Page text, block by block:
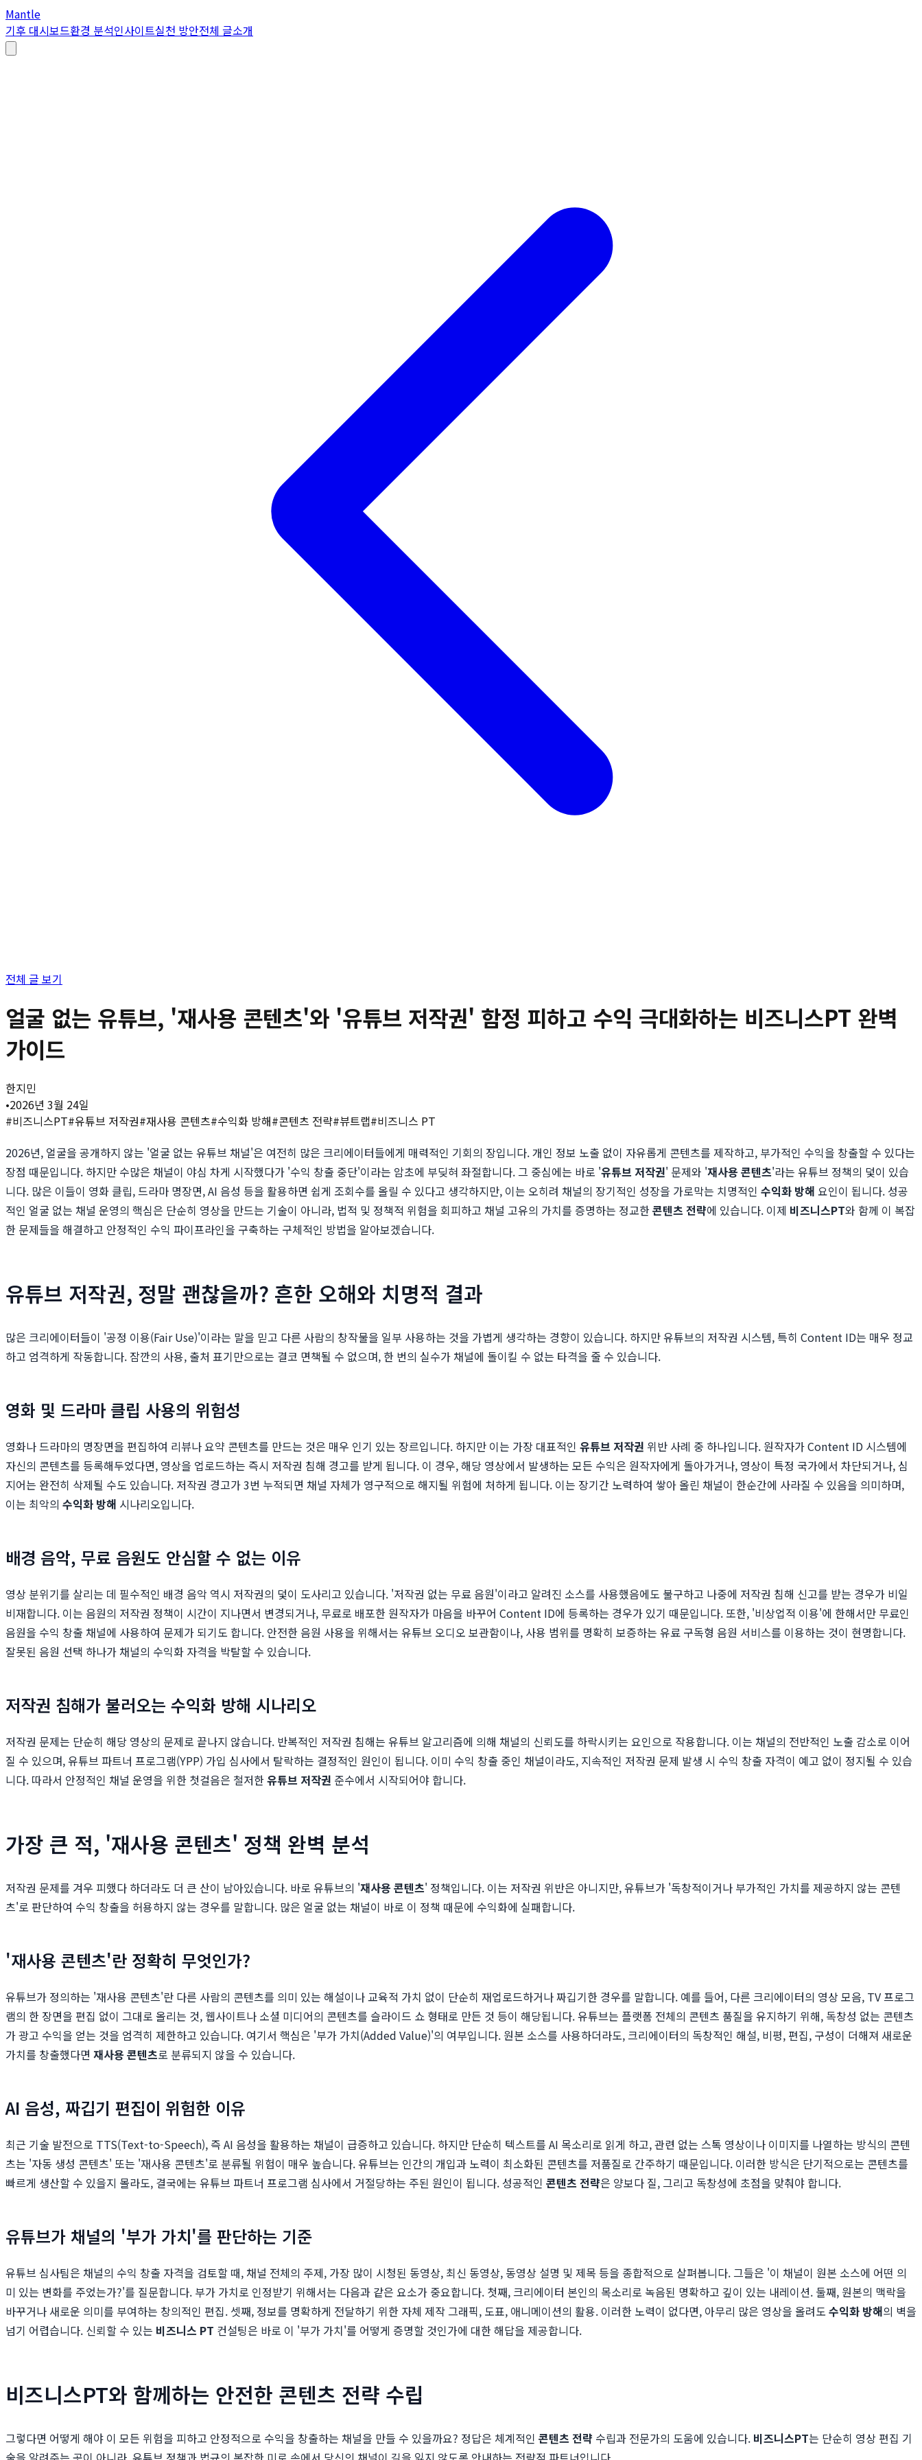
Mantle
기후 대시보드환경 분석인사이트실천 방안전체 글소개
전체 글 보기
얼굴 없는 유튜브, '재사용 콘텐츠'와 '유튜브 저작권' 함정 피하고 수익 극대화하는 비즈니스PT 완벽
가이드
한지민
•2026년 3월 24일
#비즈니스PT#유튜브 저작권#재사용 콘텐츠#수익화 방해#콘텐츠 전략#뷰트랩#비즈니스 PT
2026년, 얼굴을 공개하지 않는 '얼굴 없는 유튜브 채널'은 여전히 많은 크리에이터들에게 매력적인 기회의 장입니다. 개인 정보 노출 없이 자유롭게 콘텐츠를 제작하고, 부가적인 수익을 창출할 수 있다는
장점 때문입니다. 하지만 수많은 채널이 야심 차게 시작했다가 '수익 창출 중단'이라는 암초에 부딪혀 좌절합니다. 그 중심에는 바로 '유튜브 저작권' 문제와 '재사용 콘텐츠'라는 유튜브 정책의 덫이 있습
니다. 많은 이들이 영화 클립, 드라마 명장면, AI 음성 등을 활용하면 쉽게 조회수를 올릴 수 있다고 생각하지만, 이는 오히려 채널의 장기적인 성장을 가로막는 치명적인 수익화 방해 요인이 됩니다. 성공
적인 얼굴 없는 채널 운영의 핵심은 단순히 영상을 만드는 기술이 아니라, 법적 및 정책적 위험을 회피하고 채널 고유의 가치를 증명하는 정교한콘텐츠 전략에 있습니다. 이제 비즈니스PT와 함께 이 복잡
한 문제들을 해결하고 안정적인 수익 파이프라인을 구축하는 구체적인 방법을 알아보겠습니다.
유튜브 저작권, 정말 괜찮을까? 흔한 오해와 치명적 결과
많은 크리에이터들이 '공정 이용(Fair Use)'이라는 말을 믿고 다른 사람의 창작물을 일부 사용하는 것을 가볍게 생각하는 경향이 있습니다. 하지만 유튜브의 저작권 시스템, 특히 Content ID는 매우 정교
하고 엄격하게 작동합니다. 잠깐의 사용, 출처 표기만으로는 결코 면책될 수 없으며, 한 번의 실수가 채널에 돌이킬 수 없는 타격을 줄 수 있습니다.
영화 및 드라마 클립 사용의 위험성
영화나 드라마의 명장면을 편집하여 리뷰나 요약 콘텐츠를 만드는 것은 매우 인기 있는 장르입니다. 하지만 이는 가장 대표적인 유튜브 저작권 위반 사례 중 하나입니다. 원작자가 Content ID 시스템에
자신의 콘텐츠를 등록해두었다면, 영상을 업로드하는 즉시 저작권 침해 경고를 받게 됩니다. 이 경우, 해당 영상에서 발생하는 모든 수익은 원작자에게 돌아가거나, 영상이 특정 국가에서 차단되거나, 심
지어는 완전히 삭제될 수도 있습니다. 저작권 경고가 3번 누적되면 채널 자체가 영구적으로 해지될 위험에 처하게 됩니다. 이는 장기간 노력하여 쌓아 올린 채널이 한순간에 사라질 수 있음을 의미하며,
이는 최악의 수익화 방해 시나리오입니다.
배경 음악, 무료 음원도 안심할 수 없는 이유
영상 분위기를 살리는 데 필수적인 배경 음악 역시 저작권의 덫이 도사리고 있습니다. '저작권 없는 무료 음원'이라고 알려진 소스를 사용했음에도 불구하고 나중에 저작권 침해 신고를 받는 경우가 비일
비재합니다. 이는 음원의 저작권 정책이 시간이 지나면서 변경되거나, 무료로 배포한 원작자가 마음을 바꾸어 Content ID에 등록하는 경우가 있기 때문입니다. 또한, '비상업적 이용'에 한해서만 무료인
음원을 수익 창출 채널에 사용하여 문제가 되기도 합니다. 안전한 음원 사용을 위해서는 유튜브 오디오 보관함이나, 사용 범위를 명확히 보증하는 유료 구독형 음원 서비스를 이용하는 것이 현명합니다.
잘못된 음원 선택 하나가 채널의 수익화 자격을 박탈할 수 있습니다.
저작권 침해가 불러오는 수익화 방해 시나리오
저작권 문제는 단순히 해당 영상의 문제로 끝나지 않습니다. 반복적인 저작권 침해는 유튜브 알고리즘에 의해 채널의 신뢰도를 하락시키는 요인으로 작용합니다. 이는 채널의 전반적인 노출 감소로 이어
질 수 있으며, 유튜브 파트너 프로그램(YPP) 가입 심사에서 탈락하는 결정적인 원인이 됩니다. 이미 수익 창출 중인 채널이라도, 지속적인 저작권 문제 발생 시 수익 창출 자격이 예고 없이 정지될 수 있습
니다. 따라서 안정적인 채널 운영을 위한 첫걸음은 철저한유튜브 저작권 준수에서 시작되어야 합니다.
가장 큰 적, '재사용 콘텐츠' 정책 완벽 분석
저작권 문제를 겨우 피했다 하더라도 더 큰 산이 남아있습니다. 바로 유튜브의 '재사용 콘텐츠' 정책입니다. 이는 저작권 위반은 아니지만, 유튜브가 '독창적이거나 부가적인 가치를 제공하지 않는 콘텐
츠'로 판단하여 수익 창출을 허용하지 않는 경우를 말합니다. 많은 얼굴 없는 채널이 바로 이 정책 때문에 수익화에 실패합니다.
'재사용 콘텐츠'란 정확히 무엇인가?
유튜브가 정의하는 '재사용 콘텐츠'란 다른 사람의 콘텐츠를 의미 있는 해설이나 교육적 가치 없이 단순히 재업로드하거나 짜깁기한 경우를 말합니다. 예를 들어, 다른 크리에이터의 영상 모음, TV 프로그
램의 한 장면을 편집 없이 그대로 올리는 것, 웹사이트나 소셜 미디어의 콘텐츠를 슬라이드 쇼 형태로 만든 것 등이 해당됩니다. 유튜브는 플랫폼 전체의 콘텐츠 품질을 유지하기 위해, 독창성 없는 콘텐츠
가 광고 수익을 얻는 것을 엄격히 제한하고 있습니다. 여기서 핵심은 '부가 가치(Added Value)'의 여부입니다. 원본 소스를 사용하더라도, 크리에이터의 독창적인 해설, 비평, 편집, 구성이 더해져 새로운
가치를 창출했다면 재사용 콘텐츠로 분류되지 않을 수 있습니다.
AI 음성, 짜깁기 편집이 위험한 이유
최근 기술 발전으로 TTS(Text-to-Speech), 즉 AI 음성을 활용하는 채널이 급증하고 있습니다. 하지만 단순히 텍스트를 AI 목소리로 읽게 하고, 관련 없는 스톡 영상이나 이미지를 나열하는 방식의 콘텐
츠는 '자동 생성 콘텐츠' 또는 '재사용 콘텐츠'로 분류될 위험이 매우 높습니다. 유튜브는 인간의 개입과 노력이 최소화된 콘텐츠를 저품질로 간주하기 때문입니다. 이러한 방식은 단기적으로는 콘텐츠를
빠르게 생산할 수 있을지 몰라도, 결국에는 유튜브 파트너 프로그램 심사에서 거절당하는 주된 원인이 됩니다. 성공적인 콘텐츠 전략은 양보다 질, 그리고 독창성에 초점을 맞춰야 합니다.
유튜브가 채널의 '부가 가치'를 판단하는 기준
유튜브 심사팀은 채널의 수익 창출 자격을 검토할 때, 채널 전체의 주제, 가장 많이 시청된 동영상, 최신 동영상, 동영상 설명 및 제목 등을 종합적으로 살펴봅니다. 그들은 '이 채널이 원본 소스에 어떤 의
미 있는 변화를 주었는가?'를 질문합니다. 부가 가치로 인정받기 위해서는 다음과 같은 요소가 중요합니다. 첫째, 크리에이터 본인의 목소리로 녹음된 명확하고 깊이 있는 내레이션. 둘째, 원본의 맥락을
바꾸거나 새로운 의미를 부여하는 창의적인 편집. 셋째, 정보를 명확하게 전달하기 위한 자체 제작 그래픽, 도표, 애니메이션의 활용. 이러한 노력이 없다면, 아무리 많은 영상을 올려도 수익화 방해의 벽을
넘기 어렵습니다. 신뢰할 수 있는 비즈니스 PT 컨설팅은 바로 이 '부가 가치'를 어떻게 증명할 것인가에 대한 해답을 제공합니다.
비즈니스PT와 함께하는 안전한 콘텐츠 전략 수립
그렇다면 어떻게 해야 이 모든 위험을 피하고 안정적으로 수익을 창출하는 채널을 만들 수 있을까요? 정답은 체계적인 콘텐츠 전략 수립과 전문가의 도움에 있습니다. 비즈니스PT는 단순히 영상 편집 기